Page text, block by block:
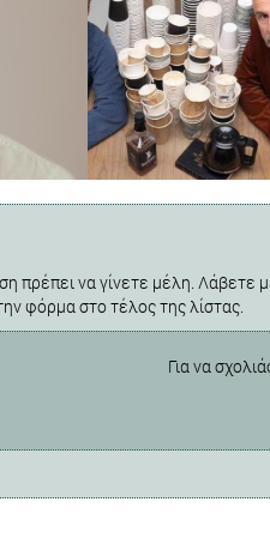
πρέπει να γίνετε μέλη. Λάβετε
φόρμα στο τέλος της λίστας.
Για να